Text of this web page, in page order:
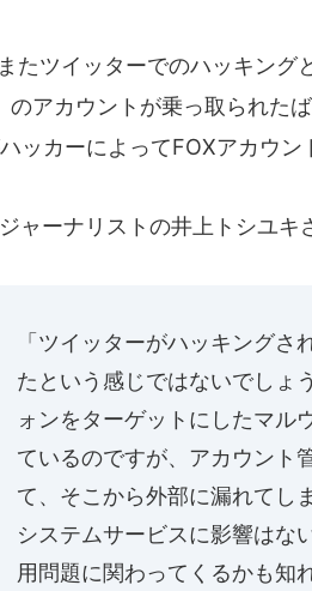
たツイッターでのハッキング
のアカウントが乗っ取られた
ッカーによってFOXアカウン
ャーナリストの井上トシユキ
「ツイッターがハッキング
たという感じではないでしょ
ォンをターゲットにしたマル
ているのですが、アカウント
て、そこから外部に漏れてし
システムサービスに影響はな
用問題に関わってくるかも知